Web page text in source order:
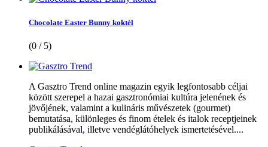
Chocolate Easter Bunny koktél
(0 / 5)
A Gasztro Trend online magazin egyik legfontosabb céljai
között szerepel a hazai gasztronómiai kultúra jelenének és
jövőjének, valamint a kulináris művészetek (gourmet)
bemutatása, különleges és finom ételek és italok receptjeinek
publikálásával, illetve vendéglátóhelyek ismertetésével....